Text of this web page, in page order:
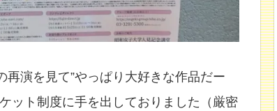
演を見て”やっぱり大好きな作品だー
ット制度に手を出しておりました（厳密